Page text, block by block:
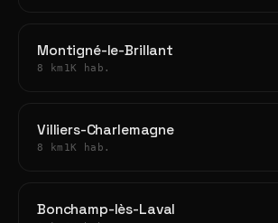
Montigné-le-Brillant
8 km 1K hab.
Villiers-Charlemagne
8 km 1K hab.
Bonchamp-lès-Laval